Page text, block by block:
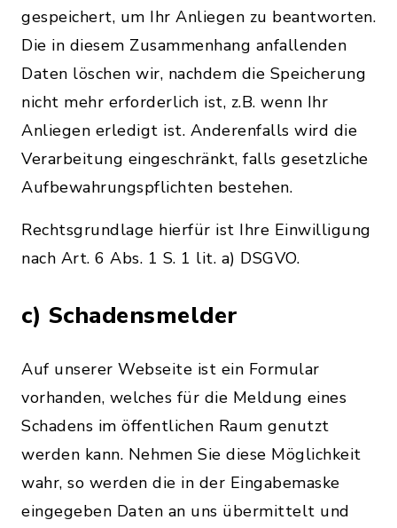
gespeichert, um Ihr Anliegen zu beantworten.
Die in diesem Zusammenhang anfallenden
Daten löschen wir, nachdem die Speicherung
nicht mehr erforderlich ist, z.B. wenn Ihr
Anliegen erledigt ist. Anderenfalls wird die
Verarbeitung eingeschränkt, falls gesetzliche
Aufbewahrungspflichten bestehen.
Rechtsgrundlage hierfür ist Ihre Einwilligung
nach Art. 6 Abs. 1 S. 1 lit. a) DSGVO.
c) Schadensmelder
Auf unserer Webseite ist ein Formular
vorhanden, welches für die Meldung eines
Schadens im öffentlichen Raum genutzt
werden kann. Nehmen Sie diese Möglichkeit
wahr, so werden die in der Eingabemaske
eingegeben Daten an uns übermittelt und